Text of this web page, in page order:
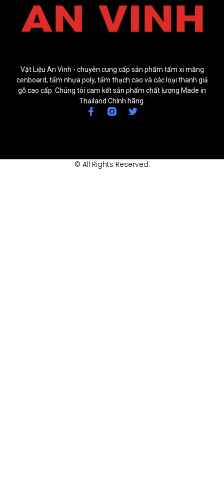
Vật Liệu An Vinh - chuyên cung cấp sản phẩm tấm xi măng
cenboard, tấm nhựa poly, tấm thạch cao và các loại thanh giả
gỗ cao cấp. Chúng tôi cam kết sản phẩm chất lượng Made in
Thailand Chính hãng.
© All Rights Reserved.